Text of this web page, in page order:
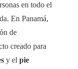
en todo el
En Panamá,
de
creado para
y el pie